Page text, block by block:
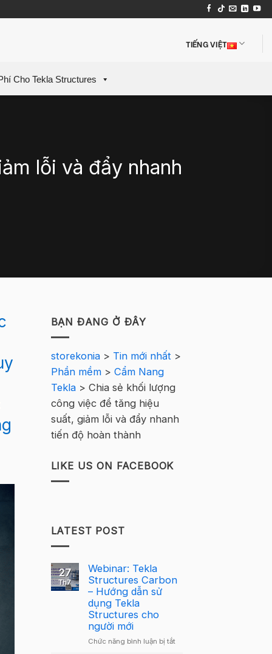
TIẾNG VIỆT
Cho Tekla Structures
lỗi và đẩy nhanh
BẠN ĐANG Ở ĐÂY
storekonia> Tin mới nhất>
Phần mềm> Cẩm Nang
Tekla> Chia sẻ khối lượng
công việc để tăng hiệu
suất, giảm lỗi và đẩy nhanh
tiến độ hoàn thành
LIKE US ON FACEBOOK
LATEST POST
27
Th7
Webinar: Tekla
Structures Carbon
– Hướng dẫn sử
dụng Tekla
Structures cho
người mới
Chức năng bình luận bị tắtở